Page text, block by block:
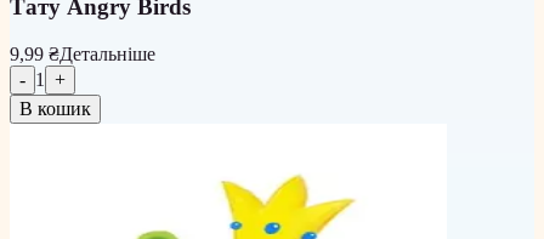
Тату Angry Birds
9,99 ₴Детальніше
- 1
+
В кошик